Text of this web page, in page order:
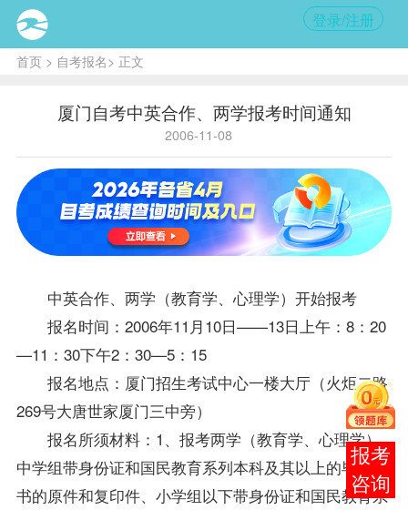
登录/注册
首页> 自考报名> 正文
厦门自考中英合作、两学报考时间通知
2006-11-08
中英合作、两学（教育学、心理学）开始报考
报名时间：2006年11月10日——13日上午：8：20
—11：30下午2：30—5：15
报名地点：厦门招生考试中心一楼大厅（火炬二路
269号大唐世家厦门三中旁）
报名所须材料：1、 报考两学（教育学、心理学）
中学组带身份证和国民教育系列本科及其以上的毕业证
书的原件和复印件、小学组以下带身份证和国民教育系
在线
客服